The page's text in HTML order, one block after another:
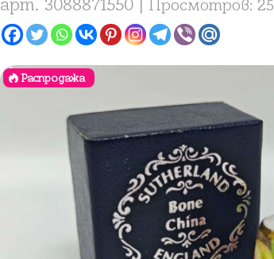
арт. 3088871550 | Просмотров: 25
Распродажа